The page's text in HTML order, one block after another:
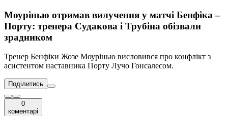
Моурінью отримав вилучення у матчі Бенфіка –
Порту: тренера Судакова і Трубіна обізвали
зрадником
Тренер Бенфіки Жозе Моурінью висловився про конфлікт з
асистентом наставника Порту Лучо Гонсалесом.
Поділитись
0
коментарі